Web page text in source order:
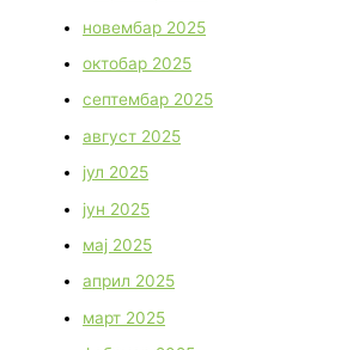
новембар 2025
октобар 2025
септембар 2025
август 2025
јул 2025
јун 2025
мај 2025
април 2025
март 2025